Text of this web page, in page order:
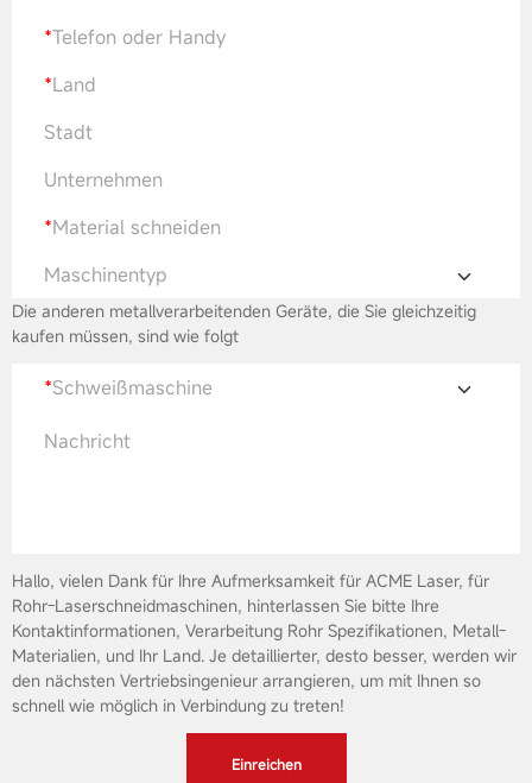
*Telefon oder Handy
*Land
Stadt
Unternehmen
*Material schneiden
Maschinentyp
Die anderen metallverarbeitenden Geräte, die Sie gleichzeitig
kaufen müssen, sind wie folgt
*Schweißmaschine
Nachricht
Hallo, vielen Dank für Ihre Aufmerksamkeit für ACME Laser, für
Rohr-Laserschneidmaschinen, hinterlassen Sie bitte Ihre
Kontaktinformationen, Verarbeitung Rohr Spezifikationen, Metall-
Materialien, und Ihr Land. Je detaillierter, desto besser, werden wir
den nächsten Vertriebsingenieur arrangieren, um mit Ihnen so
schnell wie möglich in Verbindung zu treten!
Einreichen